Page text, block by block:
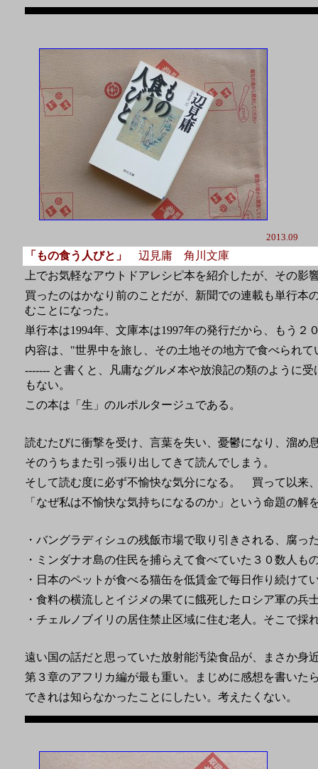
2013.09
「もの食う人びと」
辺見庸 角川文庫
上でお気軽なアウトドアレシピ本を紹介したが、その
買ったのはかなり前のことだが、新聞での連載も単行本
むことになった。
単行本は1994年、文庫本は1997年の発行だから、もう
内容は、"世界中を旅し、その土地その地方で食べられ
------- と書くと、凡庸なグルメ本や放浪記の類のように
もない。
この本は「生」のルポルタージュである。
読むたびに衝撃を受け、言葉を失い、憂鬱になり、溜め
そのうちまた引っ張り出してきて読んでしまう。
そして読む度に必ず不愉快な気分になる。 買って以来
「なぜ私は不愉快な気持ちになるのか」という命題の
・バングラディシュの残飯市場で取り引きされる、腐っ
・ミンダナオ島の住民を捕らえて食べていた３０数人も
・日本のペットが食べる猫缶を低賃金で毎日作り続けて
・食料の横流しとイジメの果てに餓死したロシア軍の兵
・チェルノブイリの居住禁止区域に住む老人。そこ
遠い国の話だと思っていた放射能汚染食品が、まさか身
第３章のアフリカ編が最も重い。まじめに感想を書いた
できれは知らなかったことにしたい。考えたくない。